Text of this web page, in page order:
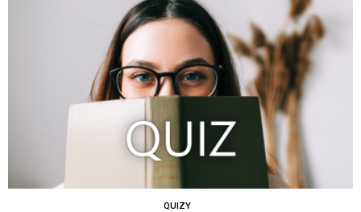
QUIZY